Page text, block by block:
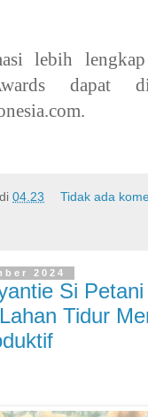
lebih
dapat
di 04.23 Tidak ada
2024
Si
Tidur